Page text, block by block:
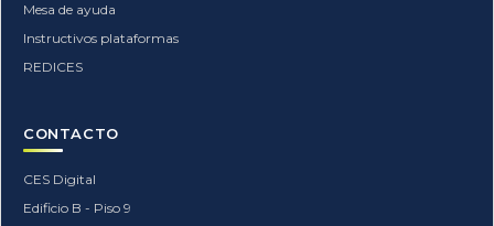
Mesa de ayuda
Instructivos plataformas
REDICES
CONTACTO
CES Digital
Edificio B - Piso 9